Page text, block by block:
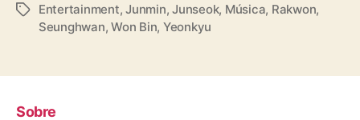
T
Entertainment,Junmin,Junseok, Música, Rakwon,
Seunghwan,Won Bin, Yeonkyu
Sobre